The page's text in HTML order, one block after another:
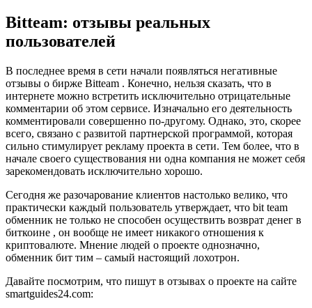
Bitteam: отзывы реальных
пользователей
В последнее время в сети начали появляться негативные
отзывы о бирже Bitteam . Конечно, нельзя сказать, что в
интернете можно встретить исключительно отрицательные
комментарии об этом сервисе. Изначально его деятельность
комментировали совершенно по-другому. Однако, это, скорее
всего, связано с развитой партнерской программой, которая
сильно стимулирует рекламу проекта в сети. Тем более, что в
начале своего существования ни одна компания не может себя
зарекомендовать исключительно хорошо.
Сегодня же разочарование клиентов настолько велико, что
практически каждый пользователь утверждает, что bit team
обменник не только не способен осуществить возврат денег в
биткоине , он вообще не имеет никакого отношения к
криптовалюте. Мнение людей о проекте однозначно,
обменник бит тим – самый настоящий лохотрон.
Давайте посмотрим, что пишут в отзывах о проекте на сайте
smartguides24.com: